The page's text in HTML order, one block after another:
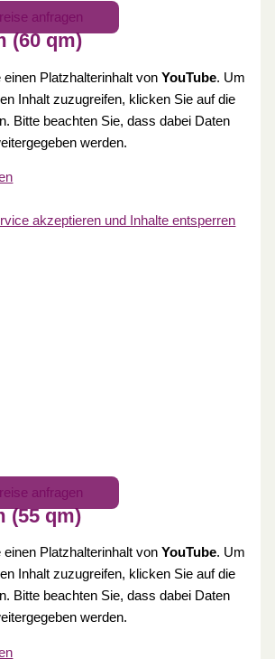
anfragen
(60 qm)
einen Platzhalterinhalt vonYouTube. Um
Inhalt zuzugreifen, klicken Sie auf die
Bitte beachten Sie, dass dabei Daten
werden.
akzeptieren und Inhalte entsperren
anfragen
(55 qm)
einen Platzhalterinhalt vonYouTube. Um
Inhalt zuzugreifen, klicken Sie auf die
Bitte beachten Sie, dass dabei Daten
werden.